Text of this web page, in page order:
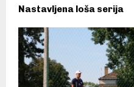
Nastavljena loša serija